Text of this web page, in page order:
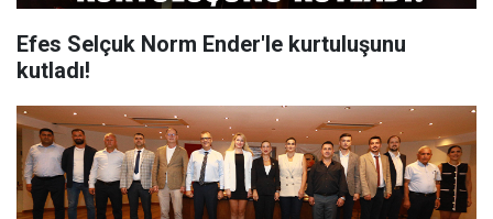
Efes Selçuk Norm Ender'le kurtuluşunu
kutladı!